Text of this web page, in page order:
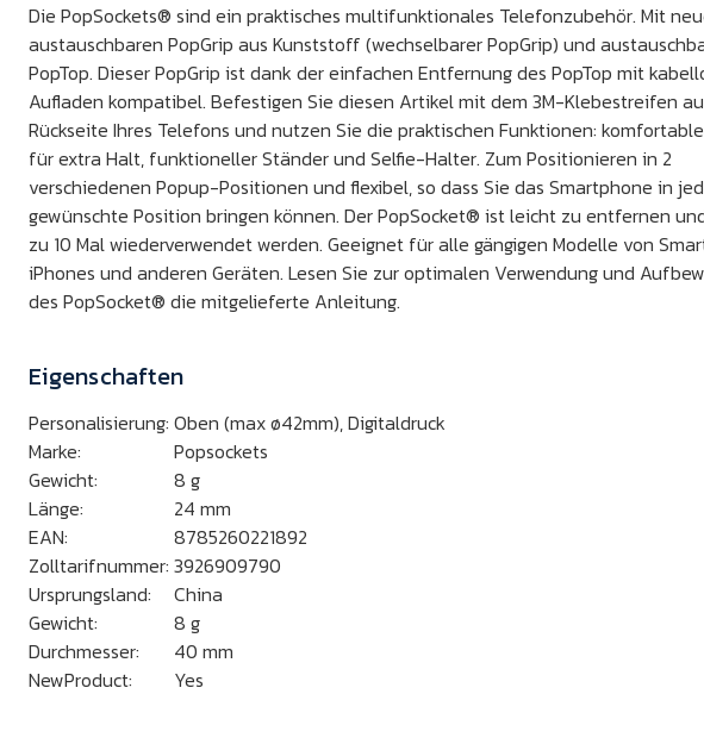
Die PopSockets® sind ein praktisches multifunktionales Telefonzubehör. Mit
austauschbaren PopGrip aus Kunststoff (wechselbarer PopGrip) und
PopTop. Dieser PopGrip ist dank der einfachen Entfernung des PopTop mit
Aufladen kompatibel. Befestigen Sie diesen Artikel mit dem 3M-Klebestreifen
Rückseite Ihres Telefons und nutzen Sie die praktischen Funktionen:
für extra Halt, funktioneller Ständer und Selfie-Halter. Zum Positionieren in 2
verschiedenen Popup-Positionen und flexibel, so dass Sie das Smartphone in
gewünschte Position bringen können. Der PopSocket® ist leicht zu entfernen
zu 10 Mal wiederverwendet werden. Geeignet für alle gängigen Modelle von
iPhones und anderen Geräten. Lesen Sie zur optimalen Verwendung und
des PopSocket® die mitgelieferte Anleitung.
Eigenschaften
Personalisierung: Oben (max ø42mm), Digitaldruck
Marke:
Popsockets
Gewicht:
8 g
Länge:
24 mm
EAN:
8785260221892
Zolltarifnummer: 3926909790
Ursprungsland:
China
Gewicht:
8 g
Durchmesser:
40 mm
NewProduct:
Yes